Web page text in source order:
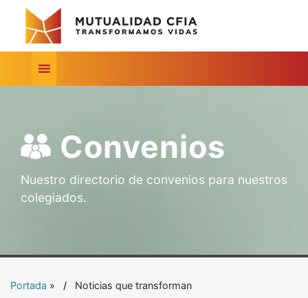
Convenios
Nuestro directorio de convenios para nuestros
colegiados.
Portada » Noticias que transforman